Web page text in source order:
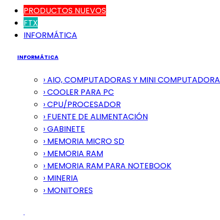
PRODUCTOS NUEVOS
FTX
INFORMÁTICA
INFORMÁTICA
› AIO, COMPUTADORAS Y MINI
› COOLER PARA PC
› CPU/PROCESADOR
› FUENTE DE ALIMENTACIÓN
› GABINETE
› MEMORIA MICRO SD
› MEMORIA RAM
› MEMORIA RAM PARA NOTEBOOK
› MINERIA
› MONITORES